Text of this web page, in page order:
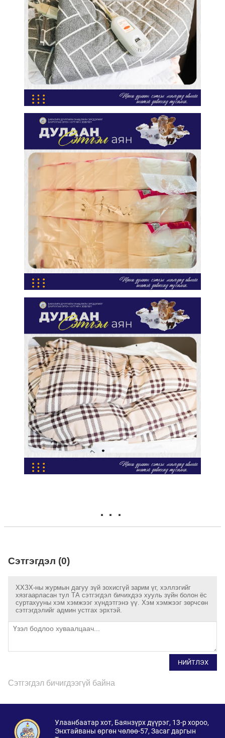
Сэтгэгдэл (0)
ХХЗХ-ны журмын дагуу зүй зохисгүй зарим үг, хэллэгийг
хязгаарласан тул ТА сэтгэгдэл бичихдээ хууль зүйн болон ёс
суртахууны хэм хэмжээг хүндэтгэнэ үү. Хэм хэмжээг зөрчсөн
сэтгэгдэлийг админ устгах эрхтэй.
НИЙТЛЭХ
Сэтгэгдэл бичигдээгүй байна
Улаанбаатар хот, Баянзүрх дүүрэг, 13-р хороо,
Энхтайваны өргөн чөлөө-57, Засаг даргын